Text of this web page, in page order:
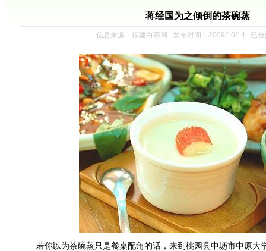
蒋经国为之倾倒的茶碗蒸
信息来源：福建白茶网 发布时间：2009/10/14 已
若你以为茶碗蒸只是餐桌配角的话，来到桃园县中坜市中原大